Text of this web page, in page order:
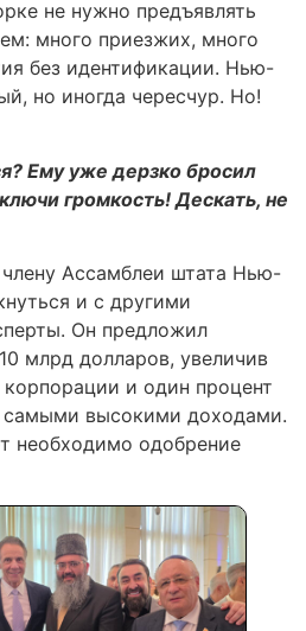
не нужно предъявлять
много приезжих, много
без идентификации. Нью-
но иногда чересчур. Но!
Ему уже дерзко бросил
громкость! Дескать, не
Ассамблеи штата Нью-
и с другими
Он предложил
млрд долларов, увеличив
и один процент
высокими доходами.
необходимо одобрение